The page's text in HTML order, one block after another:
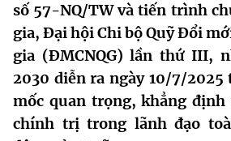
Lịch sử phát triển
Sở Khoa học và Công nghệ
Đổi mới sáng tạo
Chuyển đổi số
Bưu chính, Viễn thông
Hệ thống văn bản
Văn bản QPPL
Văn bản chỉ đạo điều hành
MST IOFFICE
THỐNG KÊ
Khoa học và Công nghệ
Multimedia
số 57-NQ/TW và tiến trình
gia, Đại hội Chi bộ Quỹ Đổi
gia (ĐMCNQG) lần thứ III,
2030 diễn ra ngày 10/7/2025
mốc quan trọng, khẳng
chính trị trong lãnh đạo